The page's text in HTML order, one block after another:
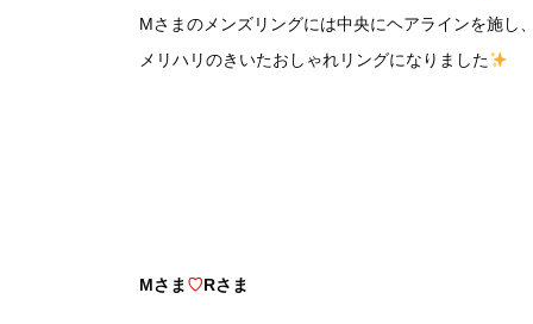
Mさまのメンズリングには中央にヘアラインを施し、
メリハリのきいたおしゃれリングになりました
Mさま♡Rさま